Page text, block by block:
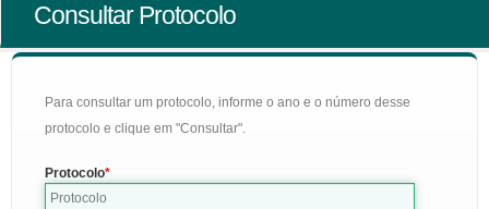
Consultar Protocolo
Para consultar um protocolo, informe o ano e o número desse
protocolo e clique em "Consultar".
Protocolo